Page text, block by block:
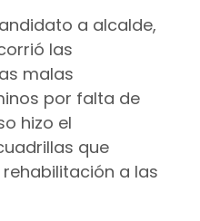
a alcalde,
las
malas
por falta de
hizo el
que
a las